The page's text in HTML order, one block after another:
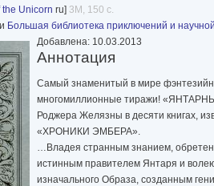
Unicorn ru] 3M, 150 с.
Большая библиотека приключений и
Добавлена: 10.03.2013
Аннотация
Самый знаменитый в мире
многомиллионные тиражи!
Роджера Желязны в десяти книгах,
«ХРОНИКИ ЭМБЕРА».
…Владея странным знанием,
истинным правителем Янтаря и
изначального Образа, созданным